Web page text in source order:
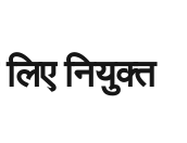
नियुक्त